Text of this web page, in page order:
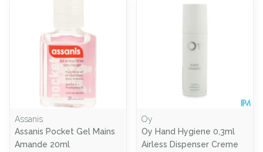
Assanis
Assanis Pocket Gel Mains
Amande 20ml
Oy
Oy Hand Hygiene 0,3ml
Airless Dispenser Creme